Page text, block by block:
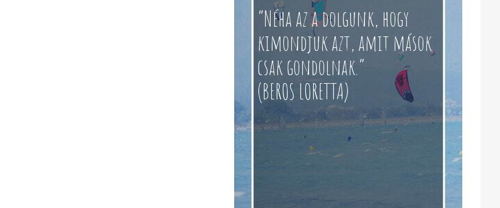
“Néha az a dolgunk, hogy
kimondjuk azt, amit mások
csak gondolnak.”
(BEROS LORETTA)